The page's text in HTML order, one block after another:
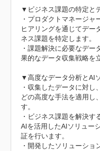
▼ビジネス課題の特定と
・プロダクトマネージャ
ヒアリングを通じてデー
ネス課題を特定します。
・課題解決に必要なデー
果的なデータ収集戦略を
▼高度なデータ分析とAI
・収集したデータに対し
どの高度な手法を適用し
す。
・ビジネス課題を解決
AIを活用したAIソリュー
証を行います。
・開発したソリューショ